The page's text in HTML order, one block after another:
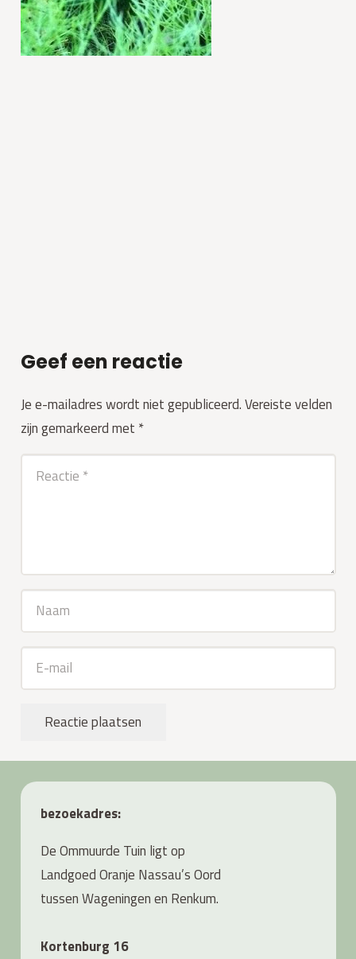
Geef een reactie
Je e-mailadres wordt niet gepubliceerd.Vereiste velden
zijn gemarkeerd met *
Reactie plaatsen
bezoekadres:
De Ommuurde Tuin ligt op
Landgoed Oranje Nassau’s Oord
tussen Wageningen en Renkum.
Kortenburg 16